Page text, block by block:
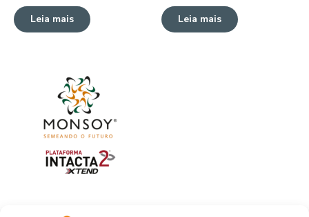
Avaliação
0
de
5
Leia mais
Avaliação
0
de
5
Leia mais